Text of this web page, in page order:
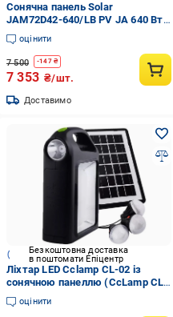
Сонячна панель Solar
JAM72D42-640/LB PV JA 640 Вт
44,29V Чорний (35227325)
оцінити
7 500 -147₴
7 353 ₴/шт.
Доставимо
Безкоштовна доставка
в поштомати Епіцентр
Ліхтар LED Cclamp CL-02 із
сонячною панеллю (CcLamp CL-
02)
оцінити